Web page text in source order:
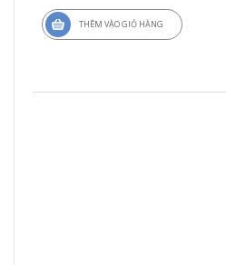
THÊM VÀO GIỎ HÀNG